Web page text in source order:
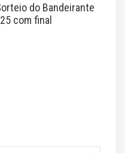
do Bandeirante
com final